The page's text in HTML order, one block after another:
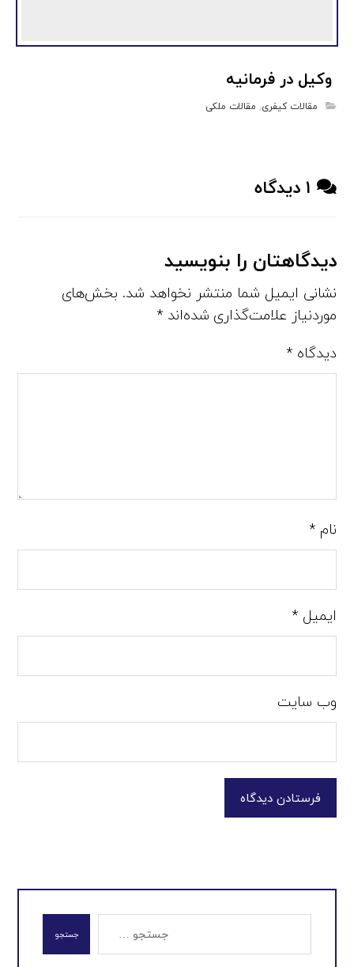
وکیل در فرمانیه
مقالات کیفری, مقالات ملکی
۱ دیدگاه
دیدگاهتان را بنویسید
نشانی ایمیل شما منتشر نخواهد شد. بخش‌های
موردنیاز علامت‌گذاری شده‌اند*
دیدگاه*
نام*
ایمیل*
وب‌ سایت
فرستادن دیدگاه
جستجو